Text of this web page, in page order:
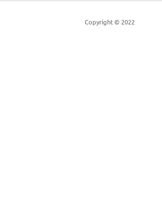
Copyright © 2022